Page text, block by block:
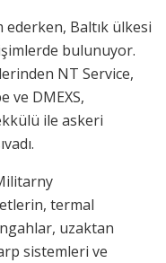
ederken, Baltık ülkesi
bulunuyor.
NT Service,
ve DMEXS,
ile askeri
termal
uzaktan
sistemleri ve